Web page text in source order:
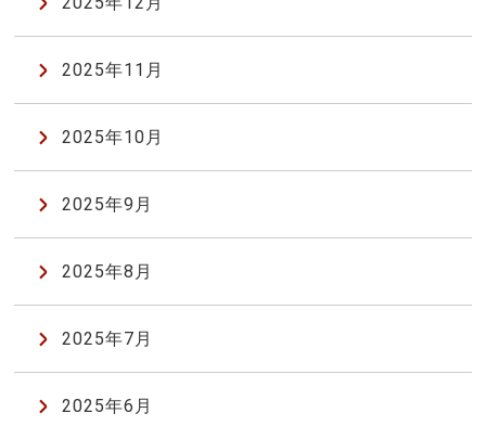
2025年11月
2025年10月
2025年9月
2025年8月
2025年7月
2025年6月